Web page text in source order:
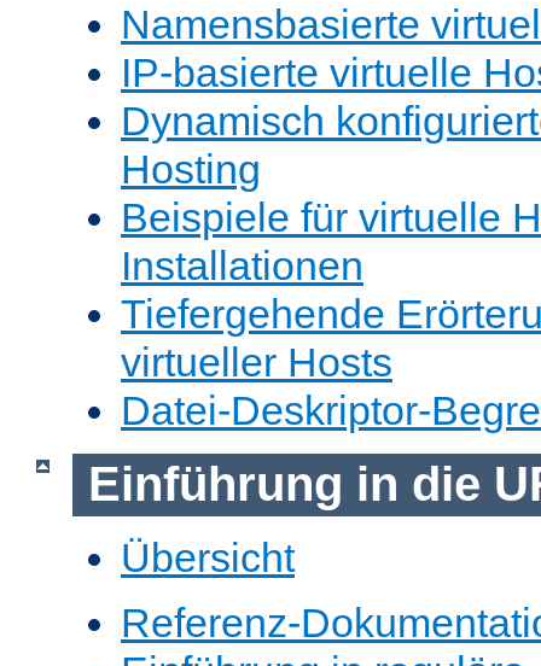
Namensbasierte
IP-basierte virtuelle
Dynamisch
Hosting
Beispiele für virtuelle
Installationen
Tiefergehende
virtueller Hosts
Datei-Deskriptor-
Einführung in die
Übersicht
Referenz-